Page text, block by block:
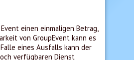
einen einmaligen Betrag,
von GroupEvent kann es
eines Ausfalls kann der
verfügbaren Dienst